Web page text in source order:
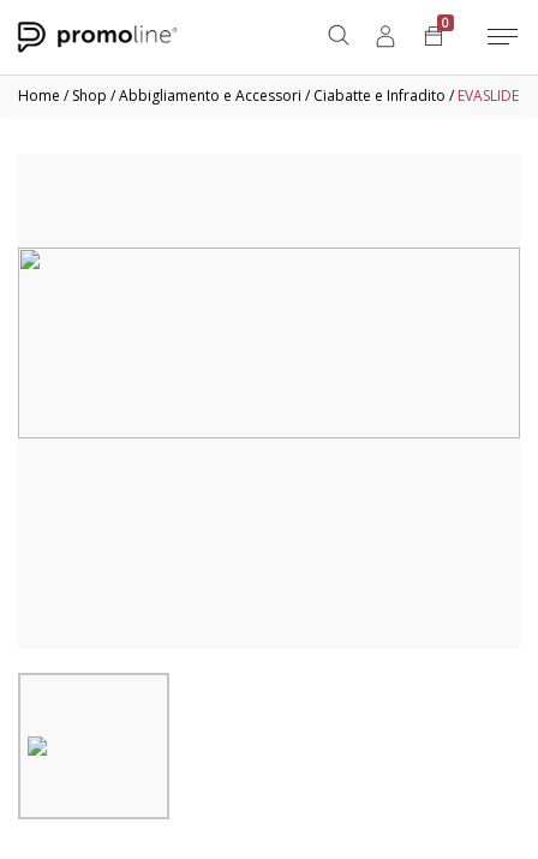
0
Home /Shop /Abbigliamento e Accessori /Ciabatte e Infradito /EVASLIDE